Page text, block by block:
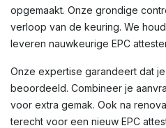
opgemaakt. Onze grondige
verloop van de keuring. We
leveren nauwkeurige EPC
Onze expertise garandeert dat
beoordeeld. Combineer je
voor extra gemak. Ook na
terecht voor een nieuw EPC